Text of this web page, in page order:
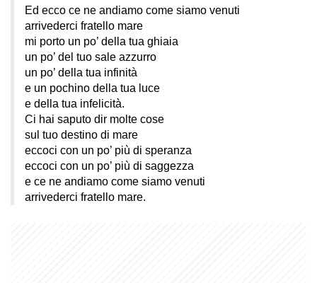
Ed ecco ce ne andiamo come siamo venuti
arrivederci fratello mare
mi porto un po’ della tua ghiaia
un po’ del tuo sale azzurro
un po’ della tua infinità
e un pochino della tua luce
e della tua infelicità.
Ci hai saputo dir molte cose
sul tuo destino di mare
eccoci con un po’ più di speranza
eccoci con un po’ più di saggezza
e ce ne andiamo come siamo venuti
arrivederci fratello mare.